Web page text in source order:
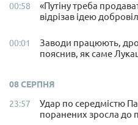
00:58
«Путіну треба
відрізав ідею
00:01
Заводи працюють,
пояснив, як саме
08 СЕРПНЯ
23:57
Удар по середмістю
поранених зросла до